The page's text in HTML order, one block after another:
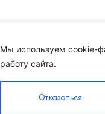
Мы используем cookie-
работу сайта.
Отказаться